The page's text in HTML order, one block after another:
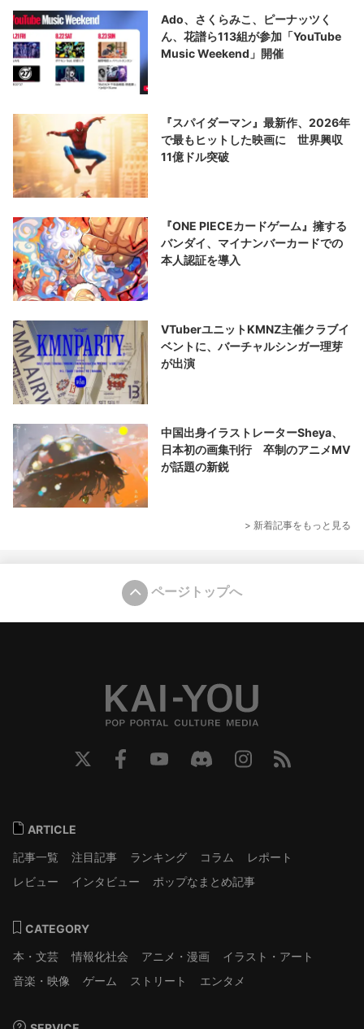
Ado、さくらみこ、ピーナッツく
ん、花譜ら113組が参加「YouTube
Music Weekend」開催
『スパイダーマン』最新作、2026年
で最もヒットした映画に 世界興収
11億ドル突破
『ONE PIECEカードゲーム』擁する
バンダイ、マイナンバーカードでの
本人認証を導入
VTuberユニットKMNZ主催クラブイ
ベントに、バーチャルシンガー理芽
が出演
中国出身イラストレーターSheya、
日本初の画集刊行 卒制のアニメMV
が話題の新鋭
> 新着記事をもっと見る
ページトップへ
ARTICLE
記事一覧
注目記事 ランキング コラム
レポート
レビュー
インタビュー ポップなまとめ記事
CATEGORY
本・文芸
情報化社会 アニメ・漫画
イラスト・アート
音楽・映像
ゲーム ストリート エンタメ